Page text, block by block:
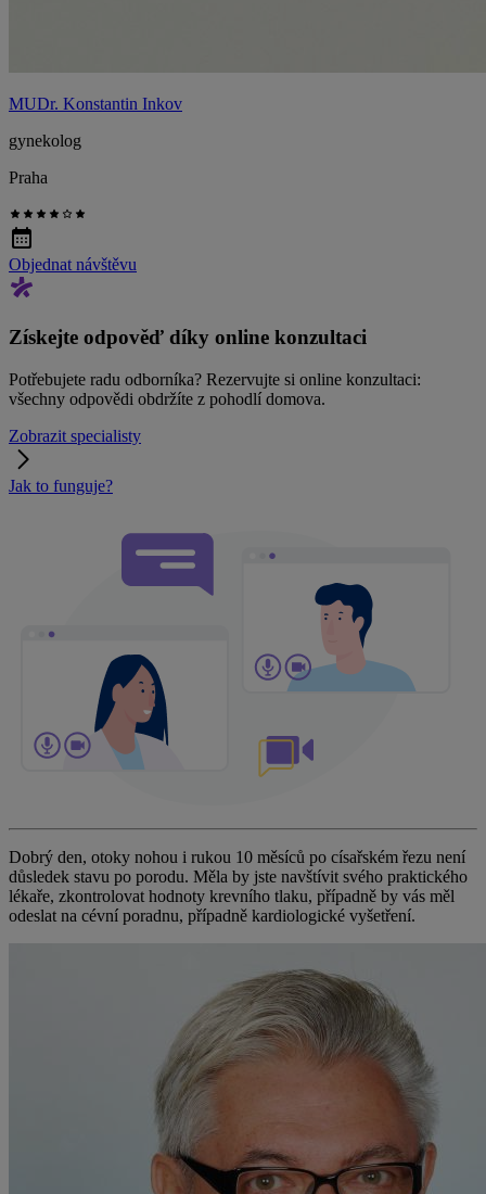
MUDr. Konstantin Inkov
gynekolog
Praha
Objednat návštěvu
Získejte odpověď díky online konzultaci
Potřebujete radu odborníka? Rezervujte si online konzultaci:
všechny odpovědi obdržíte z pohodlí domova.
Zobrazit specialisty
Jak to funguje?
Dobrý den, otoky nohou i rukou 10 měsíců po císařském řezu není
důsledek stavu po porodu. Měla by jste navštívit svého praktického
lékaře, zkontrolovat hodnoty krevního tlaku, případně by vás měl
odeslat na cévní poradnu, případně kardiologické vyšetření.